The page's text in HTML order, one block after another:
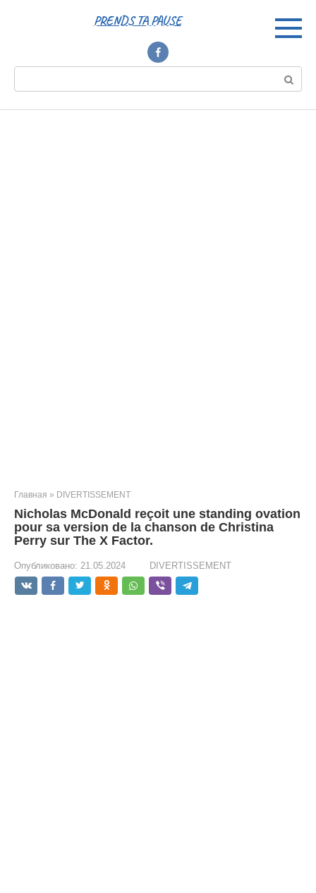
PRENDS TA PAUSE
Главная » DIVERTISSEMENT
Nicholas McDonald reçoit une standing ovation
pour sa version de la chanson de Christina
Perry sur The X Factor.
Опубликовано: 21.05.2024 DIVERTISSEMENT